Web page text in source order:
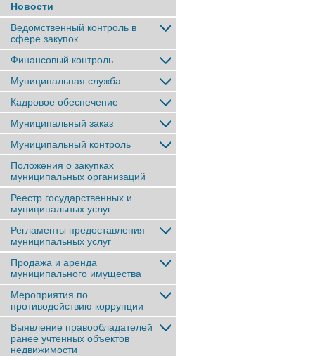
Новости
Ведомственный контроль в
сфере закупок
Финансовый контроль
Муниципальная служба
Кадровое обеспечение
Муниципальный заказ
Муниципальный контроль
Положения о закупках
муниципальных организаций
Реестр государственных и
муниципальных услуг
Регламенты предоставления
муниципальных услуг
Продажа и аренда
муниципального имущества
Мероприятия по
противодействию коррупции
Выявление правообладателей
ранее учтенныx объектов
недвижимости